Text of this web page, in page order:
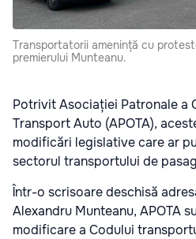
Transportatorii amenință cu
premierului Munteanu.
Potrivit Asociației Patronale a
Transport Auto (APOTA),
modificări legislative care ar
sectorul transportului de
Într-o scrisoare deschisă
Alexandru Munteanu, APOTA
modificare a Codului